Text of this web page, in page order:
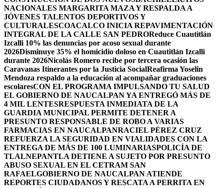
NACIONALES MARGARITA MAZA Y RESPALDA A
JÓVENES TALENTOS DEPORTIVOS Y
CULTURALESCOACALCO INICIA REPAVIMENTACIÓN
INTEGRAL DE LA CALLE SAN PEDROReduce Cuautitlán
Izcalli 10% las denuncias por acoso sexual durante
2026Disminuye 35% el homicidio doloso en Cuautitlán Izcalli
durante 2026Nicolás Romero recibe por tercera ocasión las
Caravanas Itinerantes por la Justicia SocialReafirma Yoselin
Mendoza respaldo a la educación al acompañar graduaciones
escolaresCON EL PROGRAMA IMPULSANDO TU SALUD
EL GOBIERNO DE NAUCALPAN YA ENTREGÓ MÁS DE
4 MIL LENTESRESPUESTA INMEDIATA DE LA
GUARDIA MUNICIPAL PERMITE DETENER A
PRESUNTO RESPONSABLE DE ROBO A VARIAS
FARMACIAS EN NAUCALPANRACIEL PÉREZ CRUZ
REFUERZA LA SEGURIDAD EN VIALIDADES CON LA
ENTREGA DE MÁS DE 100 LUMINARIASPOLICÍA DE
TLALNEPANTLA DETIENE A SUJETO POR PRESUNTO
ABUSO SEXUAL EN EL CETRAM SAN
RAFAELGOBIERNO DE NAUCALPAN ATIENDE
REPORTES CIUDADANOS Y RESCATA A PERRITA EN